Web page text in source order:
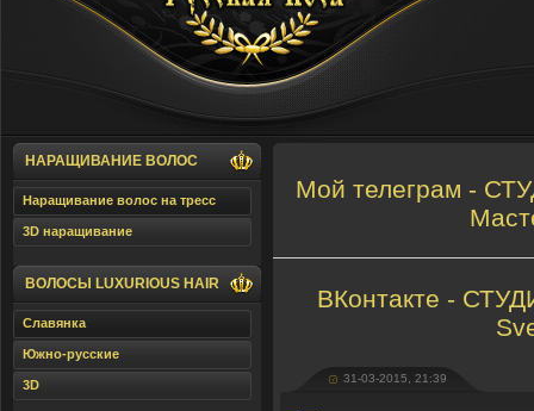
SLHair.Ru - Русская Коса
НАРАЩИВАНИЕ ВОЛОС
Наращивание волос на тресс
3D наращивание
ВОЛОСЫ LUXURIOUS HAIR
Славянка
Южно-русские
3D
Мой телеграм -
ВКонтакте -
31-03-2015, 21:39